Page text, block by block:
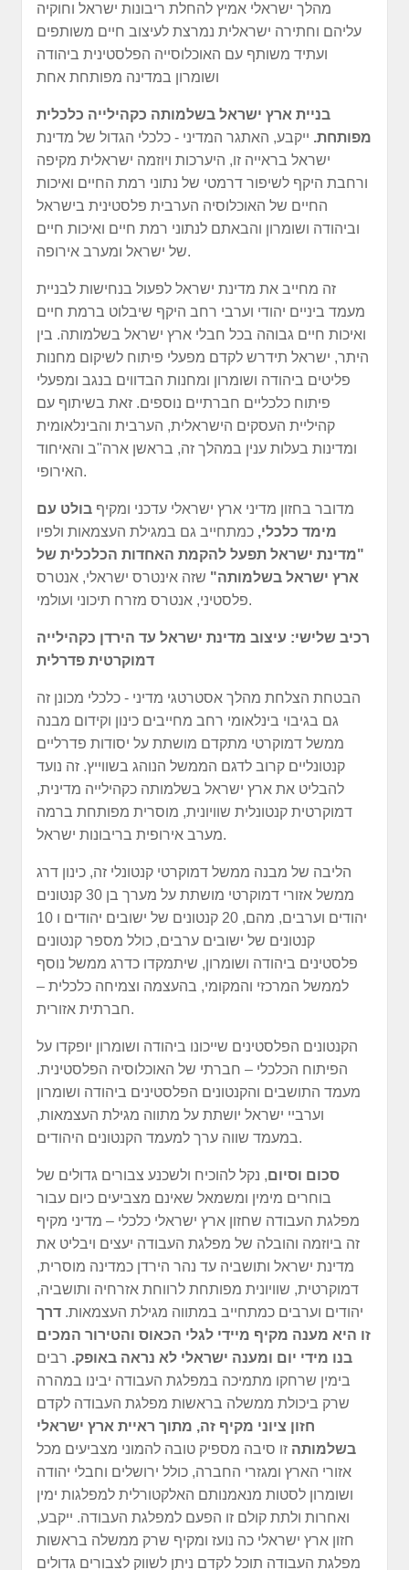
מהלך ישראלי אמיץ להחלת ריבונות ישראל וחוקיה
עליהם וחתירה ישראלית נמרצת לעיצוב חיים משותפים
ועתיד משותף עם האוכלוסייה הפלסטינית ביהודה
ושומרון במדינה מפותחת אחת
בניית ארץ ישראל בשלמותה כקהילייה כלכלית
מפותחת. ייקבע, האתגר המדיני - כלכלי הגדול של מדינת
ישראל בראייה זו, היערכות ויוזמה ישראלית מקיפה
ורחבת היקף לשיפור דרמטי של נתוני רמת החיים ואיכות
החיים של האוכלוסיה הערבית פלסטינית בישראל
וביהודה ושומרון והבאתם לנתוני רמת חיים ואיכות חיים
של ישראל ומערב אירופה.
זה מחייב את מדינת ישראל לפעול בנחישות לבניית
מעמד ביניים יהודי וערבי רחב היקף שיבלוט ברמת חיים
ואיכות חיים גבוהה בכל חבלי ארץ ישראל בשלמותה. בין
היתר, ישראל תידרש לקדם מפעלי פיתוח לשיקום מחנות
פליטים ביהודה ושומרון ומחנות הבדווים בנגב ומפעלי
פיתוח כלכליים חברתיים נוספים. זאת בשיתוף עם
קהיליית העסקים הישראלית, הערבית והבינלאומית
ומדינות בעלות ענין במהלך זה, בראשן ארה"ב והאיחוד
האירופי.
מדובר בחזון מדיני ארץ ישראלי עדכני ומקיף בולט עם
מימד כלכלי, כמתחייב גם במגילת העצמאות ולפיו
"מדינת ישראל תפעל להקמת האחדות הכלכלית של
ארץ ישראל בשלמותה" שזה אינטרס ישראלי, אנטרס
פלסטיני, אנטרס מזרח תיכוני ועולמי.
רכיב שלישי: עיצוב מדינת ישראל עד הירדן כקהילייה
דמוקרטית פדרלית
הבטחת הצלחת מהלך אסטרטגי מדיני - כלכלי מכונן זה
גם בגיבוי בינלאומי רחב מחייבים כינון וקידום מבנה
ממשל דמוקרטי מתקדם מושתת על יסודות פדרליים
קנטונליים קרוב לדגם הממשל הנוהג בשווייץ. זה נועד
להבליט את ארץ ישראל בשלמותה כקהילייה מדינית,
דמוקרטית קנטונלית שוויונית, מוסרית מפותחת ברמה
מערב אירופית בריבונות ישראל.
הליבה של מבנה ממשל דמוקרטי קנטונלי זה, כינון דרג
ממשל אזורי דמוקרטי מושתת על מערך בן 30 קנטונים
יהודים וערבים, מהם, 20 קנטונים של ישובים יהודים ו 10
קנטונים של ישובים ערבים, כולל מספר קנטונים
פלסטינים ביהודה ושומרון, שיתמקדו כדרג ממשל נוסף
לממשל המרכזי והמקומי, בהעצמה וצמיחה כלכלית –
חברתית אזורית.
הקנטונים הפלסטינים שייכונו ביהודה ושומרון יופקדו על
הפיתוח הכלכלי – חברתי של האוכלוסיה הפלסטינית.
מעמד התושבים והקנטונים הפלסטינים ביהודה ושומרון
וערביי ישראל יושתת על מתווה מגילת העצמאות,
במעמד שווה ערך למעמד הקנטונים היהודים.
סכום וסיום, נקל להוכיח ולשכנע צבורים גדולים של
בוחרים מימין ומשמאל שאינם מצביעים כיום עבור
מפלגת העבודה שחזון ארץ ישראלי כלכלי – מדיני מקיף
זה ביוזמה והובלה של מפלגת העבודה יעצים ויבליט את
מדינת ישראל ותושביה עד נהר הירדן כמדינה מוסרית,
דמוקרטית, שוויונית מפותחת לרווחת אזרחיה ותושביה,
יהודים וערבים כמתחייב במתווה מגילת העצמאות. דרך
זו היא מענה מקיף מיידי לגלי הכאוס והטירור המכים
בנו מידי יום ומענה ישראלי לא נראה באופק. רבים
בימין שרחקו מתמיכה במפלגת העבודה יבינו במהרה
שרק ביכולת ממשלה בראשות מפלגת העבודה לקדם
חזון ציוני מקיף זה, מתוך ראיית ארץ ישראלי
בשלמותה זו סיבה מספיק טובה להמוני מצביעים מכל
אזורי הארץ ומגזרי החברה, כולל ירושלים וחבלי יהודה
ושומרון לסטות מנאמנותם האלקטורלית למפלגות ימין
ואחרות ולתת קולם זו הפעם למפלגת העבודה. ייקבע,
חזון ארץ ישראלי כה נועז ומקיף שרק ממשלה בראשות
מפלגת העבודה תוכל לקדם ניתן לשווק לצבורים גדולים